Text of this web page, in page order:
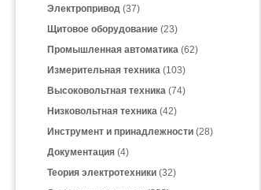
Электропривод (37)
Щитовое оборудование (23)
Промышленная автоматика (62)
Измерительная техника (103)
Высоковольтная техника (74)
Низковольтная техника (42)
Инструмент и принадлежности (28)
Документация (4)
Теория электротехники (32)